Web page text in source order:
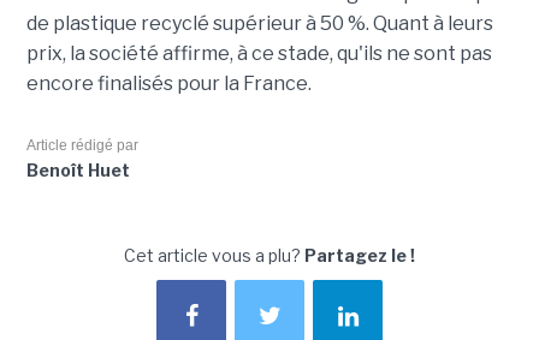
de plastique recyclé supérieur à 50 %. Quant à leurs
prix, la société affirme, à ce stade, qu'ils ne sont pas
encore finalisés pour la France.
Article rédigé par
Benoît Huet
Cet article vous a plu? Partagez le !